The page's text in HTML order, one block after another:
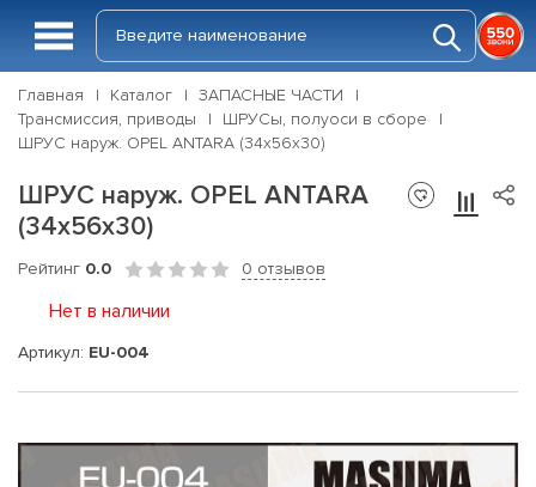
Главная Каталог
ЗАПАСНЫЕ ЧАСТИ
Трансмиссия, приводы
ШРУСы, полуоси в сборе
ШРУС наруж. OPEL ANTARA (34х56х30)
ШРУС наруж. OPEL ANTARA
(34х56х30)
Рейтинг 0.0 0 отзывов
Нет в наличии
Артикул: EU-004